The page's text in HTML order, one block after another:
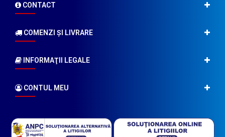
CONTACT
COMENZI ŞI LIVRARE
INFORMAŢII LEGALE
CONTUL MEU